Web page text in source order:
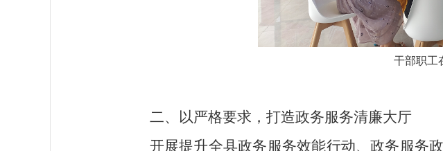
干部职工
二、以严格要求，打造政务服务清廉大厅
开展提升全县政务服务效能行动、政务服务